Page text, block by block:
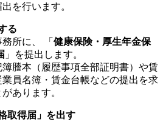
を行います。
る
所に、 「 健康保険・厚生年金保
」を提出します。
謄本（履歴事項全部証明書）や賃
員名簿・賃金台帳などの提出を求
あります。
取得届」を出す